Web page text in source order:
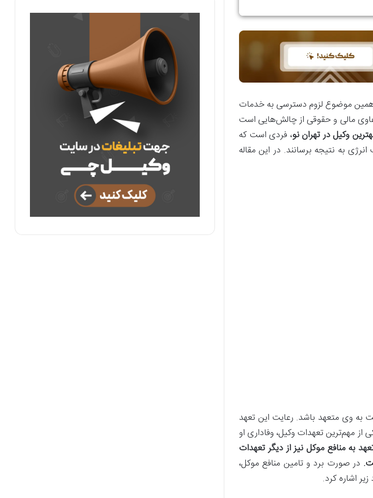
همین موضوع لزوم دسترسی به خدمات
مالی و حقوقی از چالش‌هایی است
وکیل در تهران نو، فردی است که
به نتیجه برسانند. در این مقاله
به وی متعهد باشد. رعایت این تعهد
از مهم‌ترین تعهدات وکیل، وفاداری او
به منافع موکل نیز از دیگر تعهدات
در صورت برد و تامین منافع موکل،
اشاره کرد.